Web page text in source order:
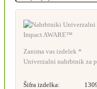
Zanima vas izdelek *
Univerzalni nahrbtnik za
Šifra izdelka: